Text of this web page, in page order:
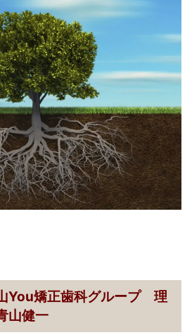
You矯正歯科グループ 理
山健一